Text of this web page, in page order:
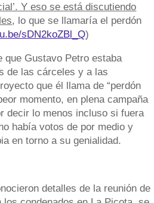
Y eso se está discutiendo
, lo que se llamaría el perdón
sDN2koZBl_Q)
que Gustavo Petro estaba
de las cárceles y a las
que él llama de “perdón
momento, en plena campaña
decir lo menos incluso si fuera
había votos de por medio y
en torno a su genialidad.
detalles de la reunión de